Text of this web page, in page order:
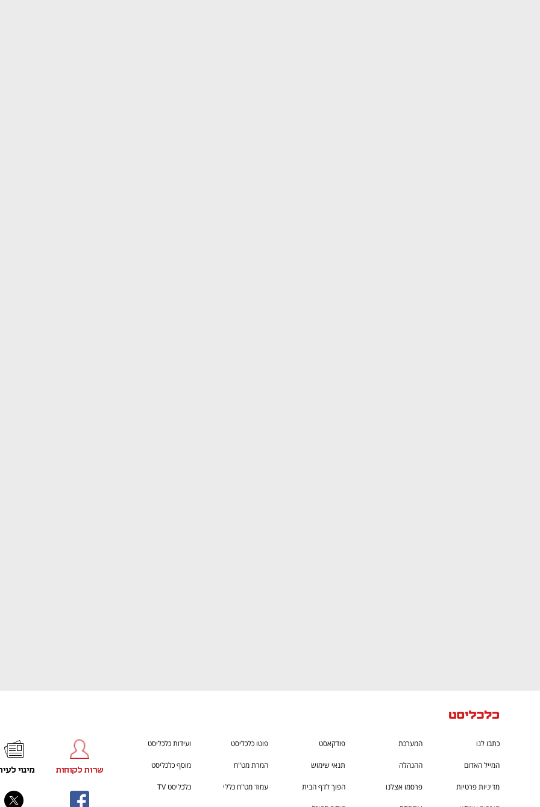
כתבו לנו המערכת פודקאסט פוטו כלכליסט ועידות כלכליסט
המייל האדום ההנהלה תנאי שימוש המרת מט"ח מוסף כלכליסט
מדיניות פרטיות פרסמו אצלנו הפוך לדף הבית עמוד מט"ח כללי כלכליסט TV
שרות לקוחות מינוי